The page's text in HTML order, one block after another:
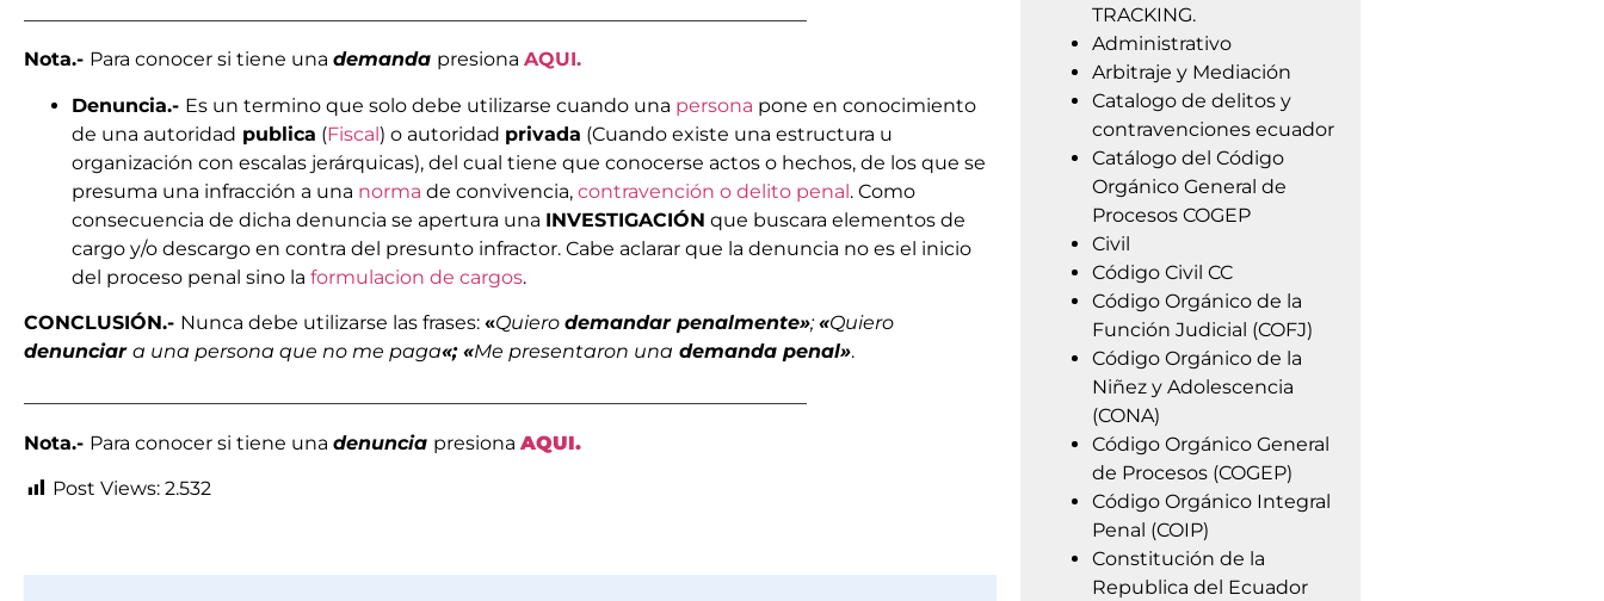
Nota.- Para conocer si tiene una demanda presiona AQUI.
Denuncia.- Es un termino que solo debe utilizarse cuando una persona pone en conocimiento
de una autoridad publica (Fiscal) o autoridad privada (Cuando existe una estructura u
organización con escalas jerárquicas), del cual tiene que conocerse actos o hechos, de los que se
presuma una infracción a una norma de convivencia, contravención o delito penal. Como
consecuencia de dicha denuncia se apertura una INVESTIGACIÓN que buscara elementos de
cargo y/o descargo en contra del presunto infractor. Cabe aclarar que la denuncia no es el inicio
del proceso penal sino la formulacion de cargos.
CONCLUSIÓN.- Nunca debe utilizarse las frases: «Quiero demandar penalmente»;«Quiero
denunciar a una persona que no me paga«; «Me presentaron una demanda penal».
Nota.- Para conocer si tiene una denuncia presiona AQUI.
Post Views: 2.532
TRACKING.
Administrativo
Arbitraje y Mediación
Catalogo de delitos y
contravenciones ecuador
Catálogo del Código
Orgánico General de
Procesos COGEP
Civil
Código Civil CC
Código Orgánico de la
Función Judicial (COFJ)
Código Orgánico de la
Niñez y Adolescencia
(CONA)
Código Orgánico General
de Procesos (COGEP)
Código Orgánico Integral
Penal (COIP)
Constitución de la
Republica del Ecuador